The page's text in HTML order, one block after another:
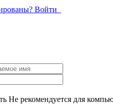
Войти
Не рекомендуется для